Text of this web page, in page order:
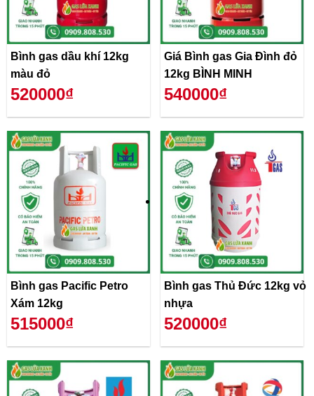
Bình gas dầu khí 12kg
màu đỏ
520000₫
Giá Bình gas Gia Đình đỏ
12kg BÌNH MINH
540000₫
Bình gas Pacific Petro
Xám 12kg
515000₫
Bình gas Thủ Đức 12kg vỏ
nhựa
520000₫